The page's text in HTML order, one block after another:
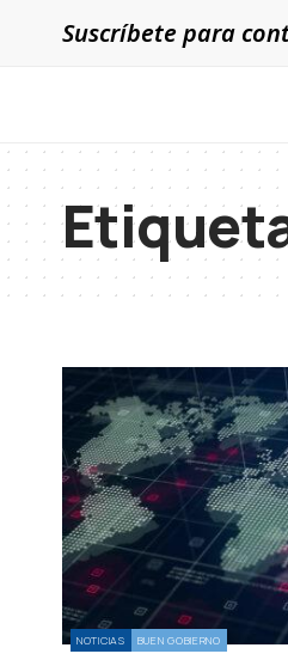
Suscríbete para
NOTICIAS BUEN GOBIERNO